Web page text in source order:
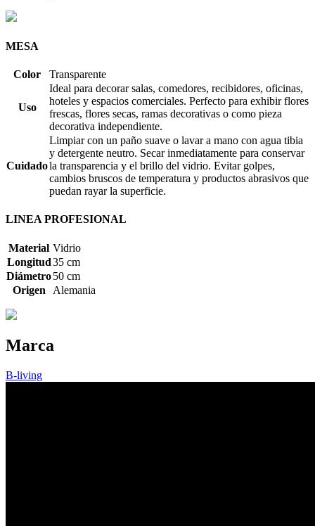
MESA
Color Transparente
Uso
Ideal para decorar salas, comedores, recibidores, oficinas,
hoteles y espacios comerciales. Perfecto para exhibir flores
frescas, flores secas, ramas decorativas o como pieza
decorativa independiente.
Cuidado
Limpiar con un paño suave o lavar a mano con agua tibia
y detergente neutro. Secar inmediatamente para conservar
la transparencia y el brillo del vidrio. Evitar golpes,
cambios bruscos de temperatura y productos abrasivos que
puedan rayar la superficie.
LINEA PROFESIONAL
Material Vidrio
Longitud35 cm
Diámetro50 cm
Origen
Alemania
Marca
B-living